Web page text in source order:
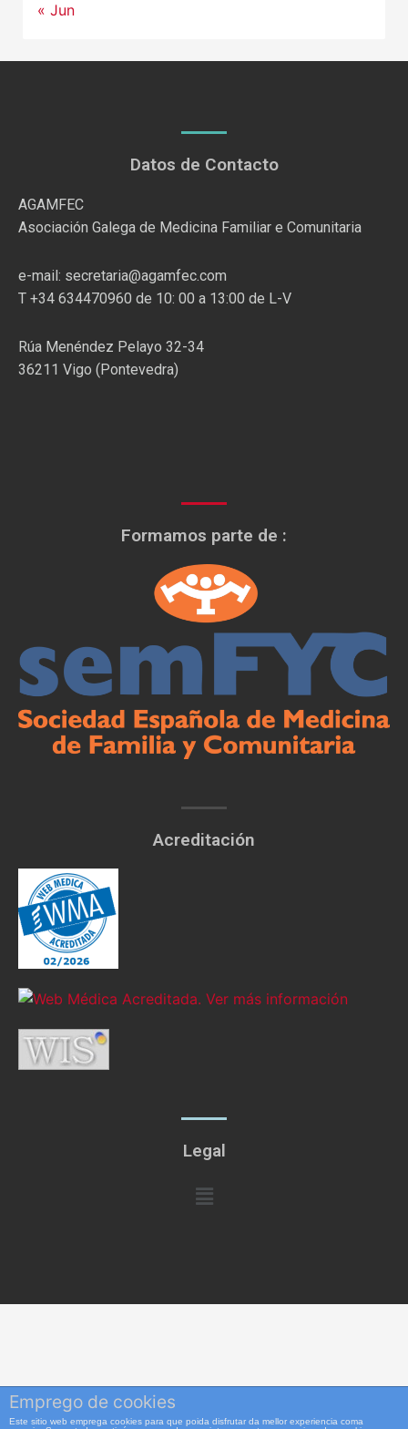
« Jun
Datos de Contacto
AGAMFEC
Asociación Galega de Medicina Familiar e Comunitaria
e-mail: secretaria@agamfec.com
T +34 634470960 de 10: 00 a 13:00 de L-V
Rúa Menéndez Pelayo 32-34
36211 Vigo (Pontevedra)
Formamos parte de :
Acreditación
Legal
Menú
Emprego de cookies
Este sitio web emprega cookies para que poida disfrutar da mellor experiencia coma